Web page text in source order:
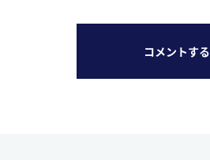
コメントする